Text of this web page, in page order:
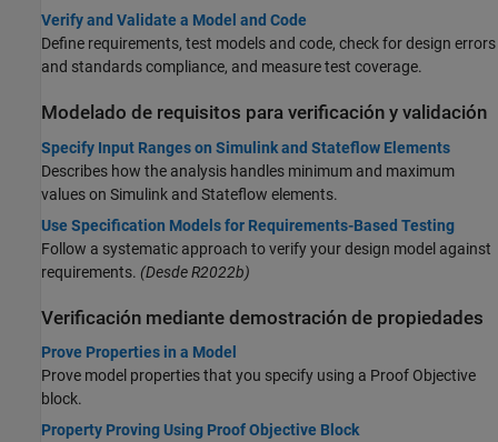
Verify and Validate a Model and Code
Define requirements, test models and code, check for design errors
and standards compliance, and measure test coverage.
Modelado de requisitos para verificación y validación
Specify Input Ranges on Simulink and Stateflow Elements
Describes how the analysis handles minimum and maximum
values on Simulink and Stateflow elements.
Use Specification Models for Requirements-Based Testing
Follow a systematic approach to verify your design model against
requirements. (Desde R2022b)
Verificación mediante demostración de propiedades
Prove Properties in a Model
Prove model properties that you specify using a Proof Objective
block.
Property Proving Using Proof Objective Block